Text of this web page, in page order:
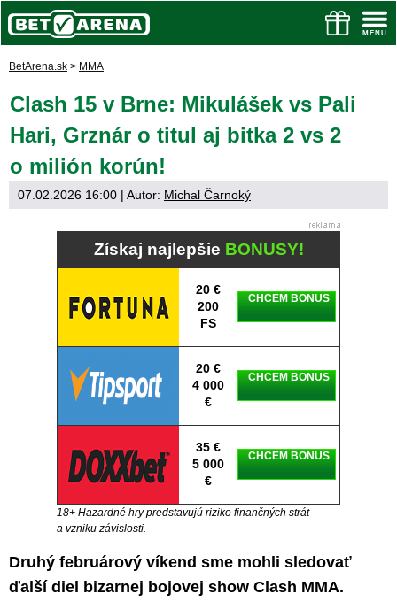
BetArena.sk > MMA
Clash 15 v Brne: Mikulášek vs Pali
Hari, Grznár o titul aj bitka 2 vs 2
o milión korún!
07.02.2026 16:00 | Autor: Michal Čarnoký
Získaj najlepšie BONUSY!
20 €
200
FS
CHCEM BONUS
20 €
4 000
€
CHCEM BONUS
35 €
5 000
€
CHCEM BONUS
18+ Hazardné hry predstavujú riziko finančných strát
a vzniku závislosti.
Druhý februárový víkend sme mohli sledovať
ďalší diel bizarnej bojovej show Clash MMA.